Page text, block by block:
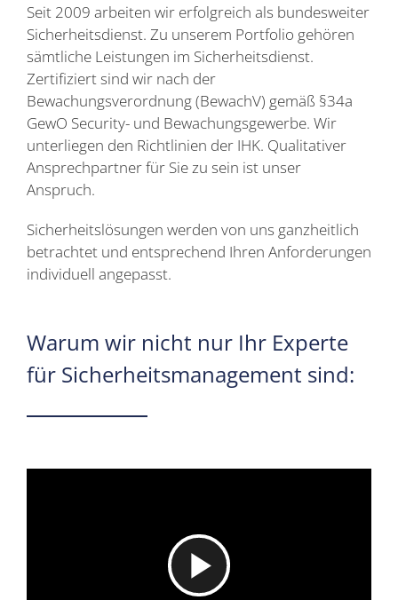
Seit 2009 arbeiten wir erfolgreich als bundesweiter
Sicherheitsdienst. Zu unserem Portfolio gehören
sämtliche Leistungen im Sicherheitsdienst.
Zertifiziert sind wir nach der
Bewachungsverordnung (BewachV) gemäß §34a
GewO Security- und Bewachungsgewerbe. Wir
unterliegen den Richtlinien der IHK. Qualitativer
Ansprechpartner für Sie zu sein ist unser
Anspruch.
Sicherheitslösungen werden von uns ganzheitlich
betrachtet und entsprechend Ihren Anforderungen
individuell angepasst.
Warum wir nicht nur Ihr Experte
für Sicherheitsmanagement sind:
Video